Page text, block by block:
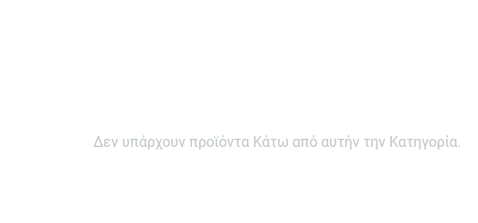
Δεν υπάρχουν προϊόντα Κάτω από αυτήν την Κατηγορία.